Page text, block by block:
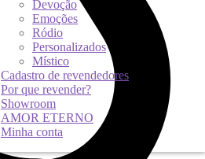
Devoção
Emoções
Ródio
Personalizados
Místico
Cadastro de revendedores
Por que revender?
Showroom
AMOR ETERNO
Minha conta